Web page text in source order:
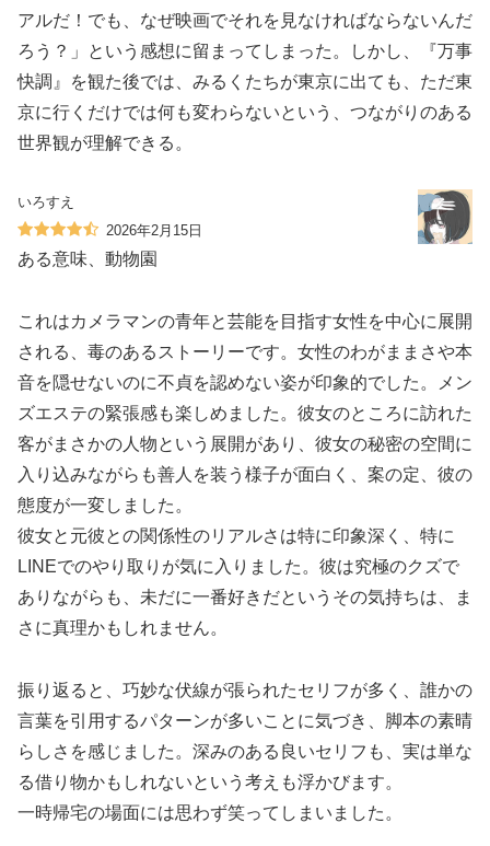
アルだ！でも、なぜ映画でそれを見なければならないんだ
ろう？」という感想に留まってしまった。しかし、『万事
快調』を観た後では、みるくたちが東京に出ても、ただ東
京に行くだけでは何も変わらないという、つながりのある
世界観が理解できる。
いろすえ
2026年2月15日
ある意味、動物園
これはカメラマンの青年と芸能を目指す女性を中心に展開
される、毒のあるストーリーです。女性のわがままさや本
音を隠せないのに不貞を認めない姿が印象的でした。メン
ズエステの緊張感も楽しめました。彼女のところに訪れた
客がまさかの人物という展開があり、彼女の秘密の空間に
入り込みながらも善人を装う様子が面白く、案の定、彼の
態度が一変しました。
彼女と元彼との関係性のリアルさは特に印象深く、特に
LINEでのやり取りが気に入りました。彼は究極のクズで
ありながらも、未だに一番好きだというその気持ちは、ま
さに真理かもしれません。
振り返ると、巧妙な伏線が張られたセリフが多く、誰かの
言葉を引用するパターンが多いことに気づき、脚本の素晴
らしさを感じました。深みのある良いセリフも、実は単な
る借り物かもしれないという考えも浮かびます。
一時帰宅の場面には思わず笑ってしまいました。